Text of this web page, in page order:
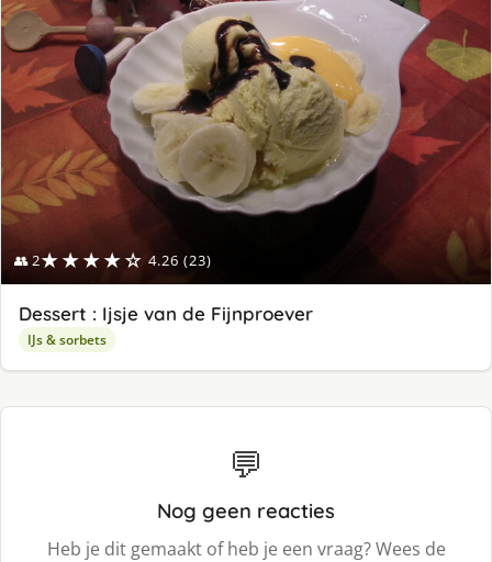
👥 2★★★★☆ 4.26 (23)
Dessert : Ijsje van de Fijnproever
IJs & sorbets
💬
Nog geen reacties
Heb je dit gemaakt of heb je een vraag? Wees de